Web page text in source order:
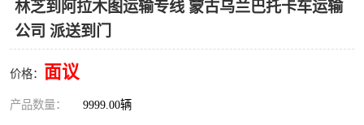
林芝到阿拉木图运输专线 蒙古乌兰巴托卡车运输
公司 派送到门
价格： 面议
产品数量： 9999.00辆